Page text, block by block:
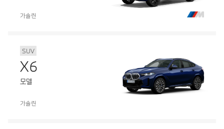
가솔린
SUV
X6
모델
가솔린